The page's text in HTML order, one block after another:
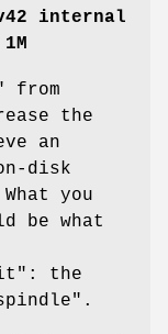
internal
from
the
an
disk
you
be what
the